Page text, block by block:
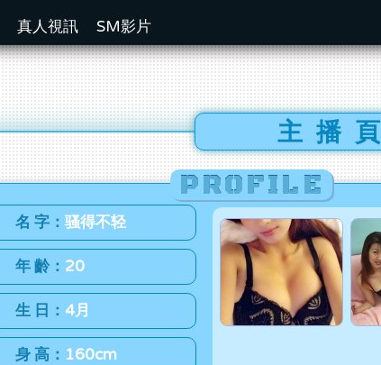
真人視訊 SM影片
主播頁
PROFILE
名 字： 骚得不轻
年 齡： 20
生 日： 4月
身 高： 160cm